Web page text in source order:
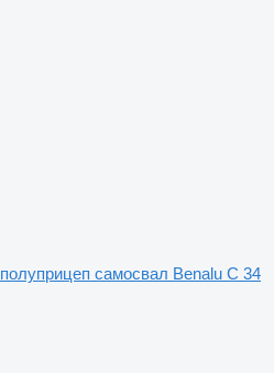
полуприцеп самосвал Benalu C 34